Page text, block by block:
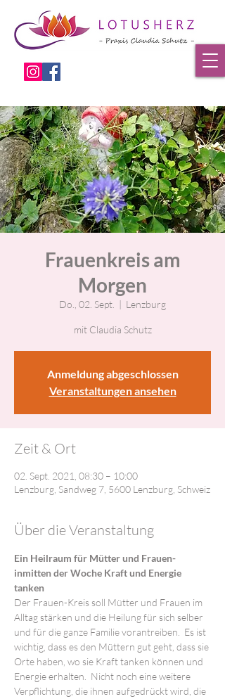
Frauenkreis am
Morgen
Do., 02. Sept.
  |
Lenzburg
mit Claudia Schutz
Anmeldung abgeschlossen
Veranstaltungen ansehen
Zeit & Ort
02. Sept. 2021, 08:30 – 10:00
Lenzburg, Sandweg 7, 5600 Lenzburg, Schweiz
Über die Veranstaltung
Ein Heilraum für Mütter und Frauen-
inmitten der Woche Kraft und Energie
tanken
Der Frauen-Kreis soll Mütter und Frauen im
Alltag stärken und die Heilung für sich selber
und für die ganze Familie vorantreiben.  Es ist
wichtig, dass es den Müttern gut geht, dass sie
Orte haben, wo sie Kraft tanken können und
Energie erhalten.  Nicht noch eine weitere
Verpflichtung, die ihnen aufgedrückt wird, die